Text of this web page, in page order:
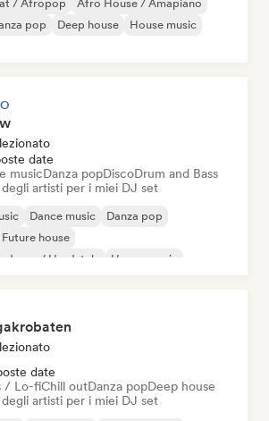
/ Afropop
Afro House / Amapiano
pop Deep house
House music
date
musicDanza popDiscoDrum and Bass
artisti per i miei DJ set
Dance music
Danza pop
Future house
/ Hardstyle
House music
date
/ Lo-fiChill outDanza popDeep house
artisti per i miei DJ set